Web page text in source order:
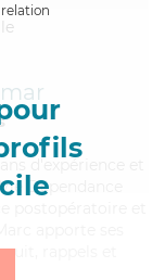
d'expérience et
Dépendance
rappels et